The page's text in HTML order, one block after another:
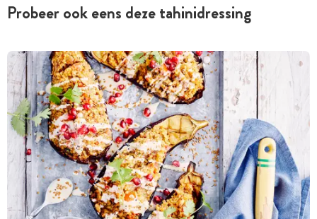
Probeer ook eens deze tahinidressing